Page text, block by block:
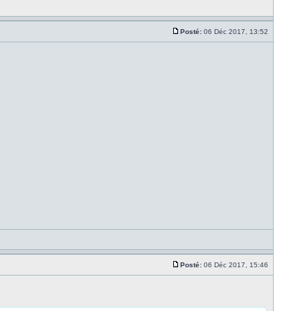
Posté: 06 Déc 2017, 13:52
Posté: 06 Déc 2017, 15:46